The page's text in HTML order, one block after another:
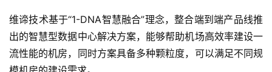
科
技
维谛技术基于“1-DNA智慧融合”理念，整合端到端产品线推
出的智慧型数据中心解决方案，能够帮助机场高效率建设一
流性能的机房，同时方案具备多种颗粒度，可以满足不同规